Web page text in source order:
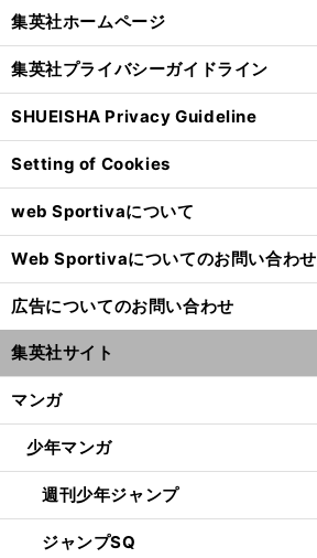
集英社ホームページ
集英社プライバシーガイドライン
SHUEISHA Privacy Guideline
Setting of Cookies
web Sportivaについて
Web Sportivaについてのお問い合わせ
広告についてのお問い合わせ
集英社サイト
マンガ
少年マンガ
週刊少年ジャンプ
ジャンプSQ